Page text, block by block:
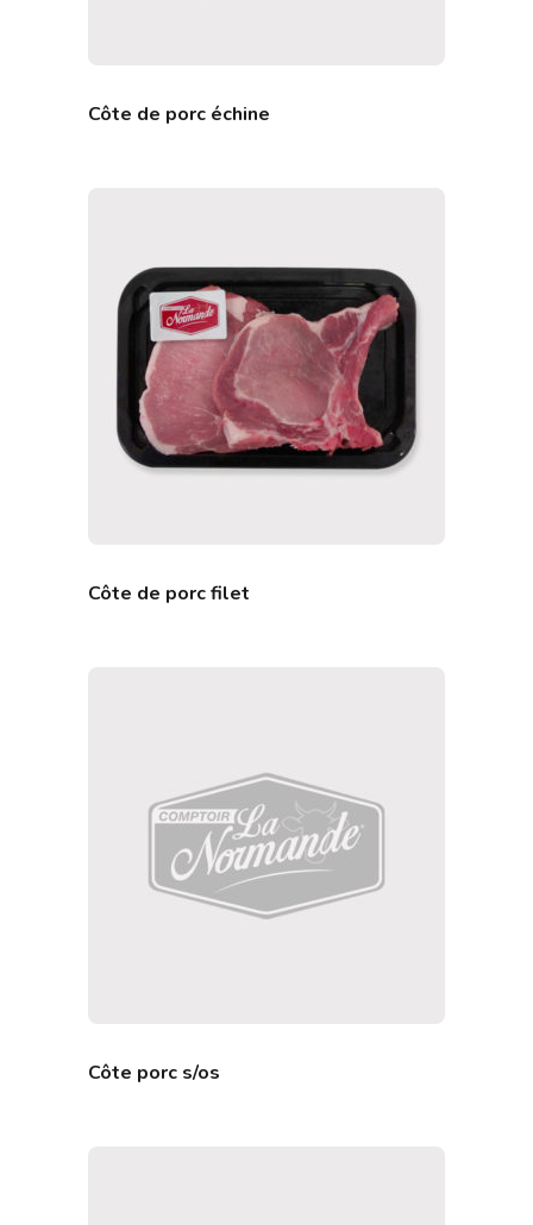
Côte de porc échine
Côte de porc filet
Côte porc s/os